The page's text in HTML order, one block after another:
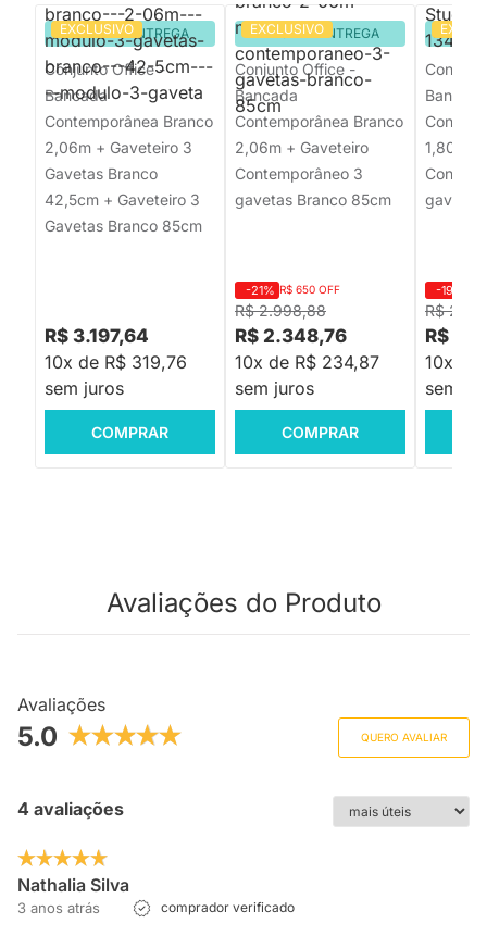
EXCLUSIVO
PRONTA ENTREGA
Conjunto Office -
Bancada
Contemporânea Branco
2,06m + Gaveteiro 3
Gavetas Branco
42,5cm + Gaveteiro 3
Gavetas Branco 85cm
R$ 3.197,64
10x de R$ 319,76
sem juros
COMPRAR
EXCLUSIVO
PRONTA ENTREGA
Conjunto Office -
Bancada
Contemporânea Branco
2,06m + Gaveteiro
Contemporâneo 3
gavetas Branco 85cm
R$ 2.998,88
-21% R$ 650 OFF
R$ 2.348,76
10x de R$ 234,87
sem juros
COMPRAR
Bancada
1,80m +
gavetas
R$
-19%
R$
10x de
sem
Avaliações do Produto
Avaliações
5.0 QUERO AVALIAR
4 avaliações
Nathalia Silva
3 anos atrás comprador verificado